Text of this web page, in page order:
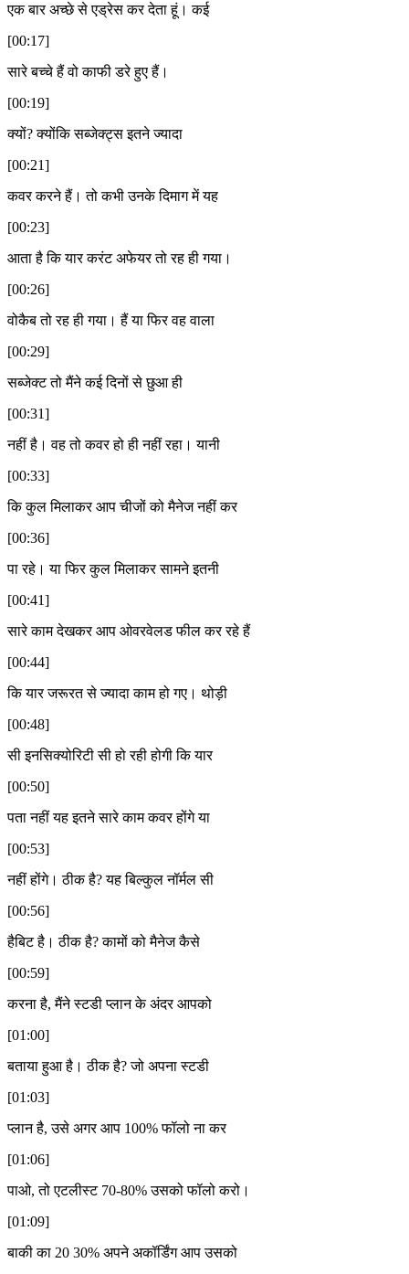
एक बार अच्छे से एड्रेस कर देता हूं। कई
[00:17]
सारे बच्चे हैं वो काफी डरे हुए हैं।
[00:19]
क्यों? क्योंकि सब्जेक्ट्स इतने ज्यादा
[00:21]
कवर करने हैं। तो कभी उनके दिमाग में यह
[00:23]
आता है कि यार करंट अफेयर तो रह ही गया।
[00:26]
वोकैब तो रह ही गया। हैं या फिर वह वाला
[00:29]
सब्जेक्ट तो मैंने कई दिनों से छुआ ही
[00:31]
नहीं है। वह तो कवर हो ही नहीं रहा। यानी
[00:33]
कि कुल मिलाकर आप चीजों को मैनेज नहीं कर
[00:36]
पा रहे। या फिर कुल मिलाकर सामने इतनी
[00:41]
सारे काम देखकर आप ओवरवेलड फील कर रहे हैं
[00:44]
कि यार जरूरत से ज्यादा काम हो गए। थोड़ी
[00:48]
सी इनसिक्योरिटी सी हो रही होगी कि यार
[00:50]
पता नहीं यह इतने सारे काम कवर होंगे या
[00:53]
नहीं होंगे। ठीक है? यह बिल्कुल नॉर्मल सी
[00:56]
हैबिट है। ठीक है? कामों को मैनेज कैसे
[00:59]
करना है, मैंने स्टडी प्लान के अंदर आपको
[01:00]
बताया हुआ है। ठीक है? जो अपना स्टडी
[01:03]
प्लान है, उसे अगर आप 100% फॉलो ना कर
[01:06]
पाओ, तो एटलीस्ट 70-80% उसको फॉलो करो।
[01:09]
बाकी का 20 30% अपने अकॉर्डिंग आप उसको